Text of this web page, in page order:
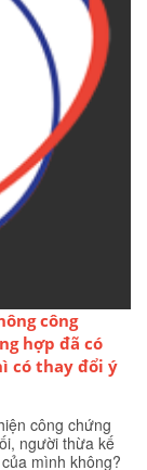
công
hợp đã có
có thay đổi ý
công chứng
người thừa kế
mình không?